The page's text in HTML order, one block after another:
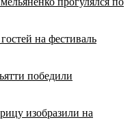
на фестиваль
победили
изобразили на